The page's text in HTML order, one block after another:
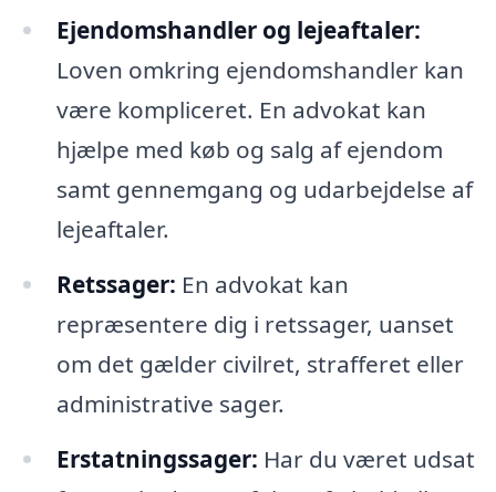
Ejendomshandler og lejeaftaler:
Loven omkring ejendomshandler kan
være kompliceret. En advokat kan
hjælpe med køb og salg af ejendom
samt gennemgang og udarbejdelse af
lejeaftaler.
Retssager: En advokat kan
repræsentere dig i retssager, uanset
om det gælder civilret, strafferet eller
administrative sager.
Erstatningssager: Har du været udsat